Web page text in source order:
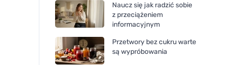
Naucz się jak radzić sobie
z przeciążeniem
informacyjnym
Przetwory bez cukru warte
są wypróbowania